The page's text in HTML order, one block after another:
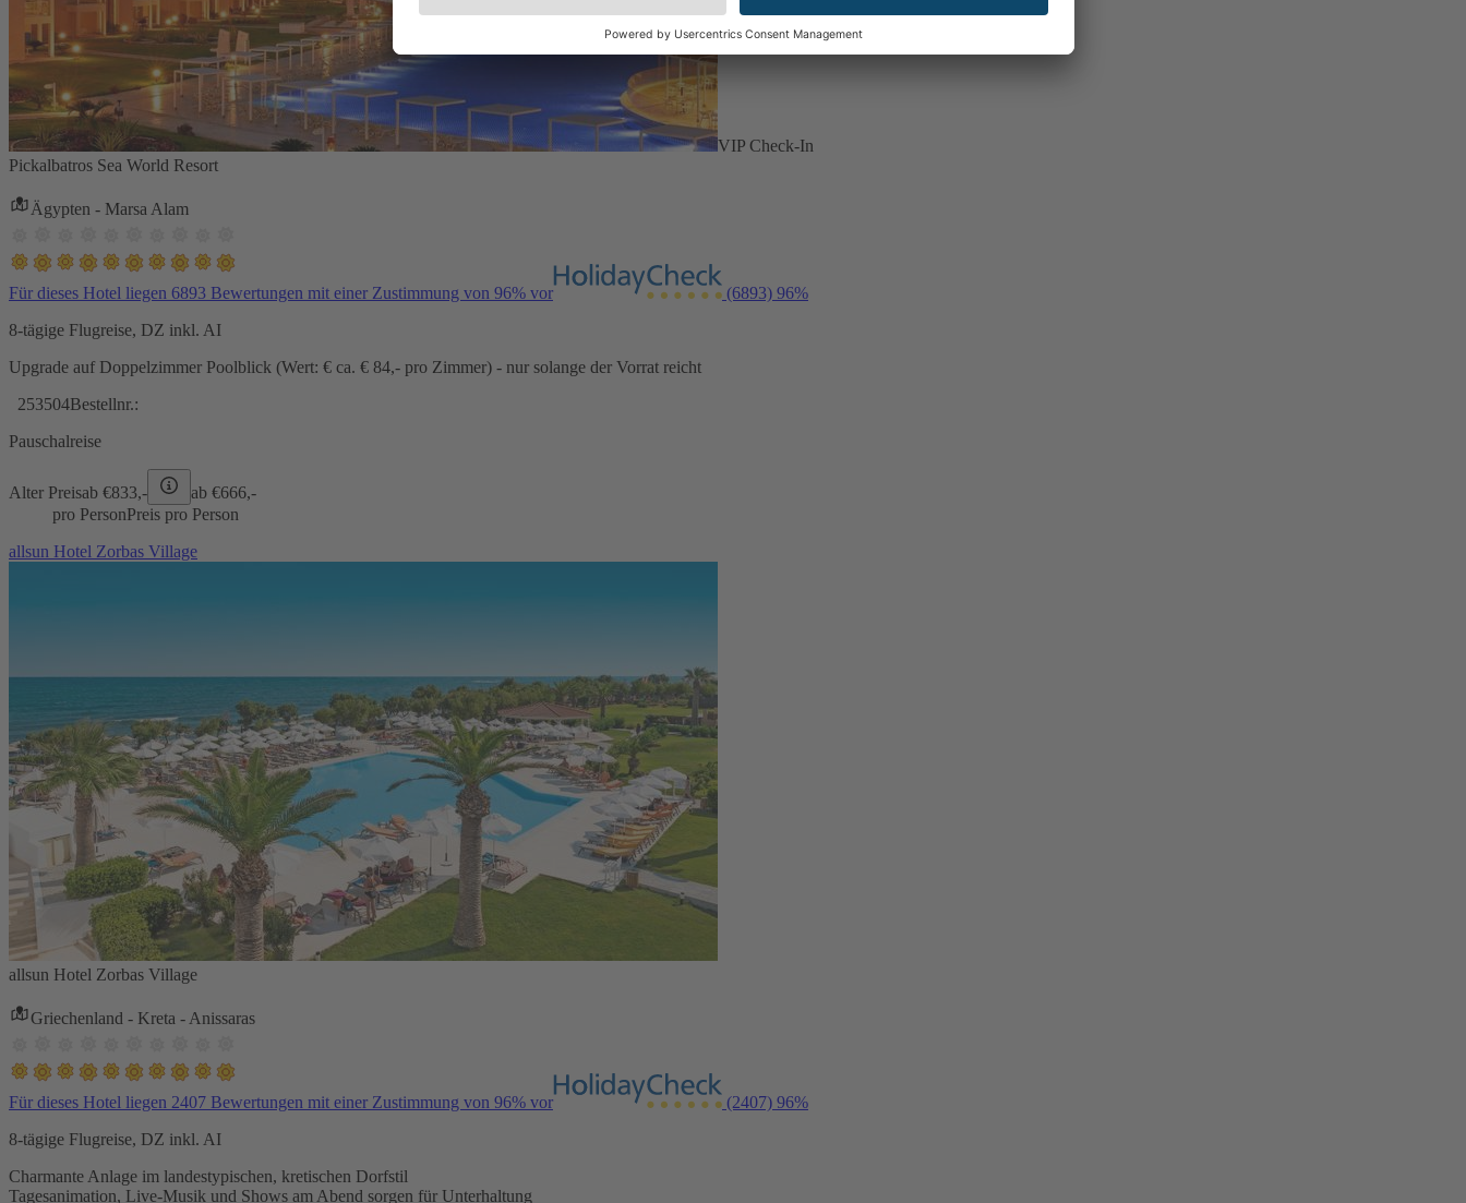
VIP Check-In
Pickalbatros Sea World Resort
Ägypten - Marsa Alam
Für dieses Hotel liegen 6893 Bewertungen mit einer Zustimmung von 96% vor (6893) 96%
8-tägige Flugreise, DZ inkl. AI
Upgrade auf Doppelzimmer Poolblick (Wert: € ca. € 84,- pro Zimmer) - nur solange der Vorrat reicht
253504Bestellnr.:
Pauschalreise
Alter Preisab €833,- ab €666,-
pro PersonPreis pro Person
allsun Hotel Zorbas Village
allsun Hotel Zorbas Village
Griechenland - Kreta - Anissaras
Für dieses Hotel liegen 2407 Bewertungen mit einer Zustimmung von 96% vor (2407) 96%
8-tägige Flugreise, DZ inkl. AI
Charmante Anlage im landestypischen, kretischen Dorfstil
Tagesanimation, Live-Musik und Shows am Abend sorgen für Unterhaltung